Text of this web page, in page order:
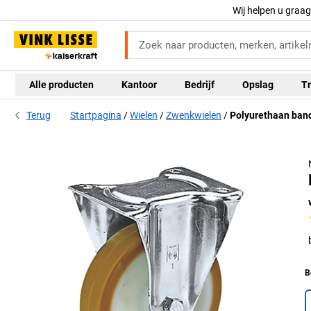
Wij helpen u
Alle producten Kantoor Bedrijf Opslag
Terug Startpagina Wielen Zwenkwielen Polyurethaan